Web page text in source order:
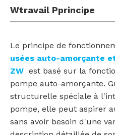
Wtravail Pprincipe
Le principe de
usées auto-amorçante
ZW est basé sur la
pompe auto-amorçante.
structurelle spéciale à
pompe, elle peut aspirer
sans avoir besoin d'une